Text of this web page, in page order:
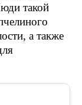
такой
а также